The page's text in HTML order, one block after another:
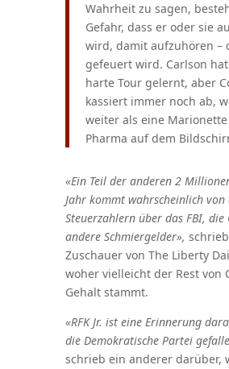
Wahrheit zu sagen,
Gefahr, dass er oder sie
wird, damit aufzuhören –
gefeuert wird. Carlson
harte Tour gelernt, aber
kassiert immer noch ab,
weiter als eine
Pharma auf dem
«Ein Teil der anderen 2
Jahr kommt wahrscheinlich von
Steuerzahlern über das FBI, die
andere Schmiergelder»,
Zuschauer von The Liberty
woher vielleicht der Rest von
Gehalt stammt.
«RFK Jr. ist eine Erinnerung
die Demokratische Partei
schrieb ein anderer darüber,